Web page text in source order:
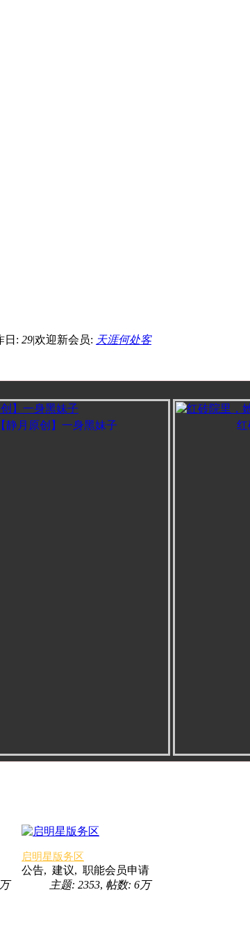
日: 29|欢迎新会员: 天涯何处客
月原创】一身黑妹子 红砖
启明星版务区
公告, 建议, 职能会员申请
主题: 2353, 帖数: 6万